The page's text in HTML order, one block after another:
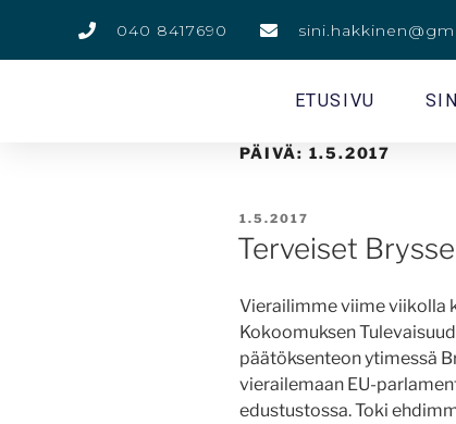
040 8417690
ETUSIVU
PÄIVÄ: 1.5.2017
1.5.2017
Terveiset
Vierailimme viime viikolla
Kokoomuksen
päätöksenteon ytimessä
vierailemaan EU-
edustustossa. Toki